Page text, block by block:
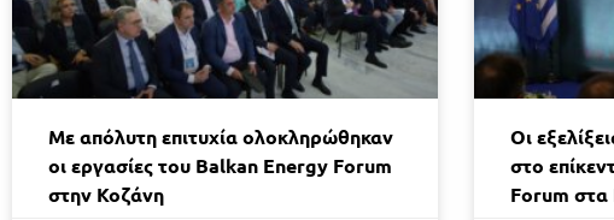
Με απόλυτη επιτυχία ολοκληρώθηκαν
οι εργασίες του Balkan Energy Forum
στην Κοζάνη
Οι
στο
Forum στα